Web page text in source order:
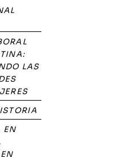
LAS
EN